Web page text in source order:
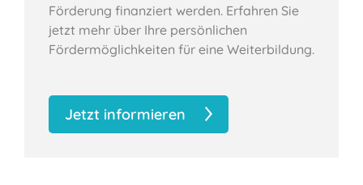
Förderung finanziert werden. Erfahren Sie
jetzt mehr über Ihre persönlichen
Fördermöglichkeiten für eine Weiterbildung.
Jetzt informieren